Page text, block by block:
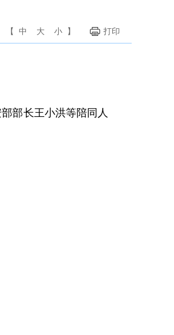
【 中 大 小 】 打印
部长王小洪等陪同人